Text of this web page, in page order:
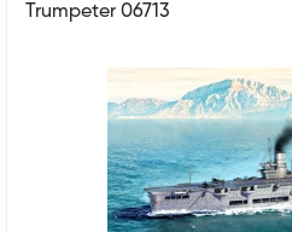
Trumpeter 06713